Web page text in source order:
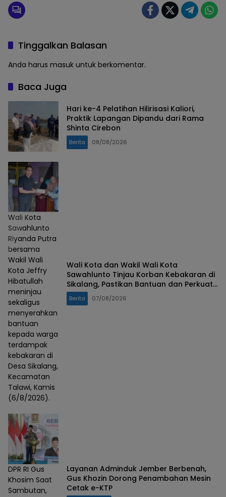
Tinggalkan Balasan
Anda harus masuk untuk berkomentar.
Baca Juga
Hari ke-4 Pelatihan Hilirisasi Kaliori,
Praktik Lapangan Dipandu dari Rama
Shinta Cirebon
Berita 08/08/2026
Wali Kota
Sawahlunto
Riyanda Putra
bersama
Wakil Wali
Kota Jeffry
Hibatullah
meninjau
sekaligus
menyerahkan
bantuan
kepada warga
terdampak
kebakaran di
Desa Sikalang,
Kecamatan
Talawi, Kamis
(6/8/2026).
Wali Kota dan Wakil Wali Kota
Sawahlunto Tinjau Korban Kebakaran di
Sikalang, Pastikan Bantuan dan Perkuat
Mitigasi Bencana
Berita 07/08/2026
DPR RI Gus
Khosim Saat
Sambutan,
Layanan Adminduk Jember Berbenah,
Gus Khozin Dorong Penambahan Mesin
Cetak e-KTP